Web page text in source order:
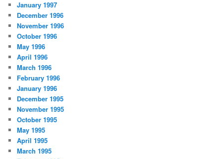
January 1997
December 1996
November 1996
October 1996
May 1996
April 1996
March 1996
February 1996
January 1996
December 1995
November 1995
October 1995
May 1995
April 1995
March 1995